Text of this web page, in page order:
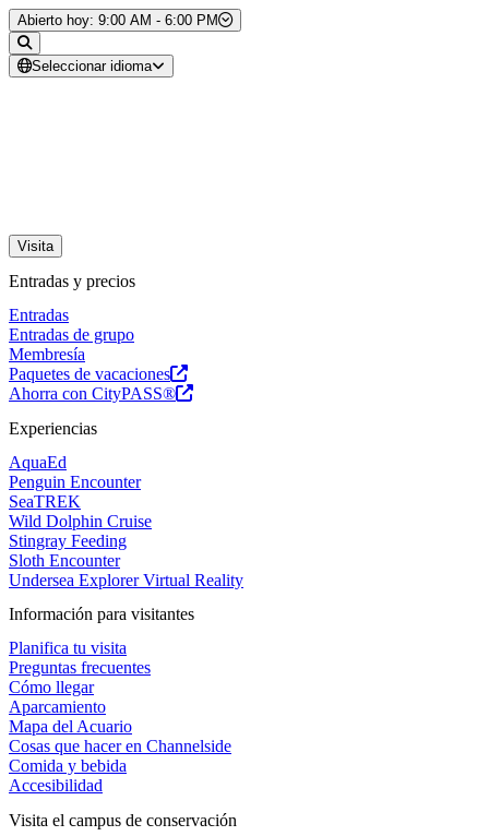
Saltar al contenido
Abierto hoy: 9:00 AM - 6:00 PM
Seleccionar idioma
Visita
Entradas y precios
Entradas
Entradas de grupo
Membresía
Paquetes de vacaciones
Ahorra con CityPASS®
Experiencias
AquaEd
Penguin Encounter
SeaTREK
Wild Dolphin Cruise
Stingray Feeding
Sloth Encounter
Undersea Explorer Virtual Reality
Información para visitantes
Planifica tu visita
Preguntas frecuentes
Cómo llegar
Aparcamiento
Mapa del Acuario
Cosas que hacer en Channelside
Comida y bebida
Accesibilidad
Visita el campus de conservación